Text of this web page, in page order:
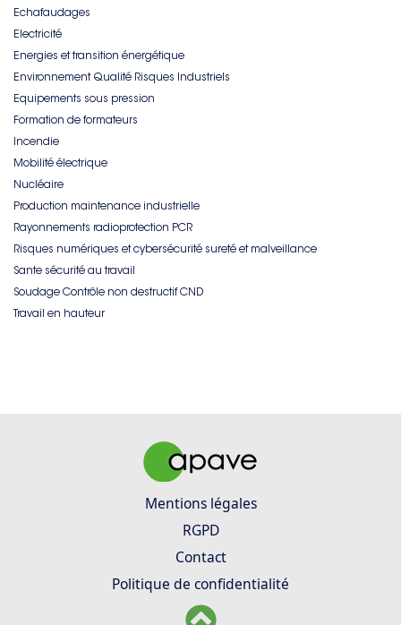
Echafaudages
Electricité
Energies et transition énergétique
Environnement Qualité Risques Industriels
Equipements sous pression
Formation de formateurs
Incendie
Mobilité électrique
Nucléaire
Production maintenance industrielle
Rayonnements radioprotection PCR
Risques numériques et cybersécurité sureté et malveillance
Sante sécurité au travail
Soudage Contrôle non destructif CND
Travail en hauteur
Mentions légales
RGPD
Contact
Politique de confidentialité